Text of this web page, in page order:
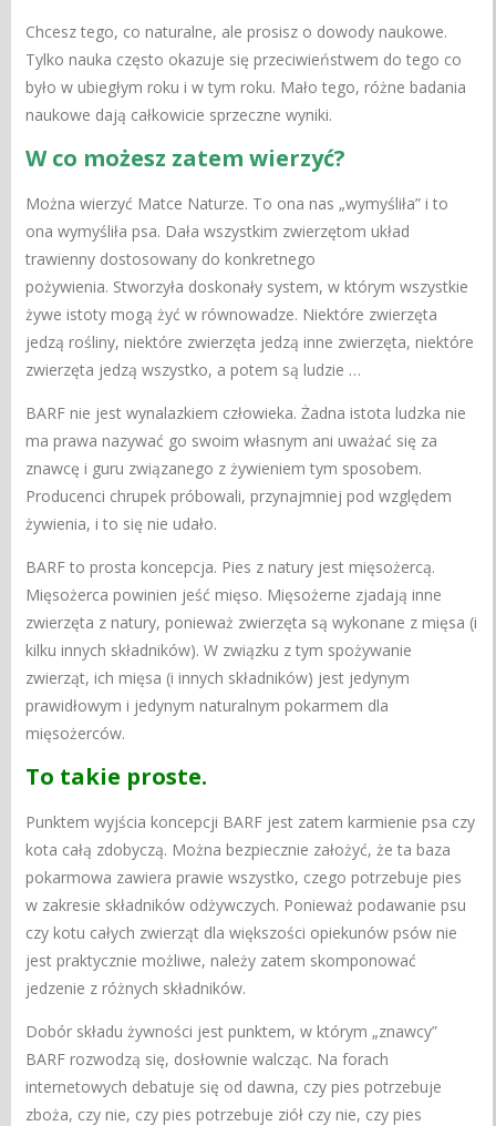
Chcesz tego, co naturalne, ale prosisz o dowody naukowe.
Tylko nauka często okazuje się przeciwieństwem do tego co
było w ubiegłym roku i w tym roku. Mało tego, różne badania
naukowe dają całkowicie sprzeczne wyniki.
W co możesz zatem wierzyć?
Można wierzyć Matce Naturze. To ona nas „wymyśliła” i to
ona wymyśliła psa. Dała wszystkim zwierzętom układ
trawienny dostosowany do konkretnego
pożywienia. Stworzyła doskonały system, w którym wszystkie
żywe istoty mogą żyć w równowadze. Niektóre zwierzęta
jedzą rośliny, niektóre zwierzęta jedzą inne zwierzęta, niektóre
zwierzęta jedzą wszystko, a potem są ludzie …
BARF nie jest wynalazkiem człowieka. Żadna istota ludzka nie
ma prawa nazywać go swoim własnym ani uważać się za
znawcę i guru związanego z żywieniem tym sposobem.
Producenci chrupek próbowali, przynajmniej pod względem
żywienia, i to się nie udało.
BARF to prosta koncepcja. Pies z natury jest mięsożercą.
Mięsożerca powinien jeść mięso. Mięsożerne zjadają inne
zwierzęta z natury, ponieważ zwierzęta są wykonane z mięsa (i
kilku innych składników). W związku z tym spożywanie
zwierząt, ich mięsa (i innych składników) jest jedynym
prawidłowym i jedynym naturalnym pokarmem dla
mięsożerców.
To takie proste.
Punktem wyjścia koncepcji BARF jest zatem karmienie psa czy
kota całą zdobyczą. Można bezpiecznie założyć, że ta baza
pokarmowa zawiera prawie wszystko, czego potrzebuje pies
w zakresie składników odżywczych. Ponieważ podawanie psu
czy kotu całych zwierząt dla większości opiekunów psów nie
jest praktycznie możliwe, należy zatem skomponować
jedzenie z różnych składników.
Dobór składu żywności jest punktem, w którym „znawcy”
BARF rozwodzą się, dosłownie walcząc. Na forach
internetowych debatuje się od dawna, czy pies potrzebuje
zboża, czy nie, czy pies potrzebuje ziół czy nie, czy pies